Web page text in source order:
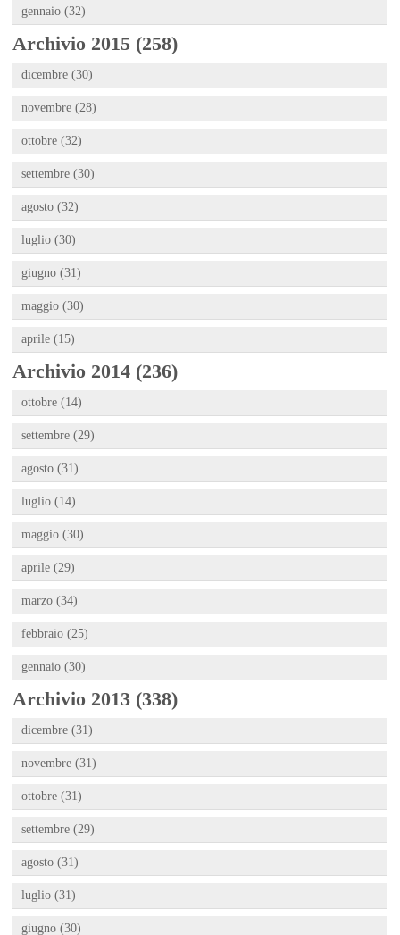
gennaio (32)
Archivio 2015 (258)
dicembre (30)
novembre (28)
ottobre (32)
settembre (30)
agosto (32)
luglio (30)
giugno (31)
maggio (30)
aprile (15)
Archivio 2014 (236)
ottobre (14)
settembre (29)
agosto (31)
luglio (14)
maggio (30)
aprile (29)
marzo (34)
febbraio (25)
gennaio (30)
Archivio 2013 (338)
dicembre (31)
novembre (31)
ottobre (31)
settembre (29)
agosto (31)
luglio (31)
giugno (30)